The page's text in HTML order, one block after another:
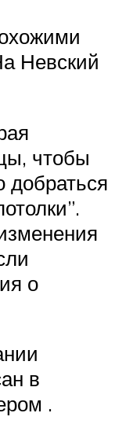
Невский
чтобы
добраться
о
в
.